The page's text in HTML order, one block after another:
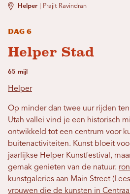
Helper Prajit Ravindran
Dag 6
Helper Stad
65 mijl
Helper
Op minder dan twee uur rijden
Utah vallei vind je een historisch
ontwikkeld tot een centrum voor
buitenactiviteiten. Kunst bloeit
jaarlijkse Helper Kunstfestival,
gemak genieten van de natuur.
kunstgaleries aan Main Street
vrouwen die de kunsten in